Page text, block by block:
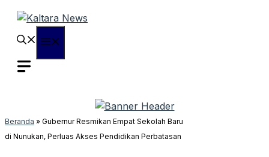
Langsung
Beranda » Gubernur Resmikan Empat Sekolah Baru
di Nunukan, Perluas Akses Pendidikan Perbatasan